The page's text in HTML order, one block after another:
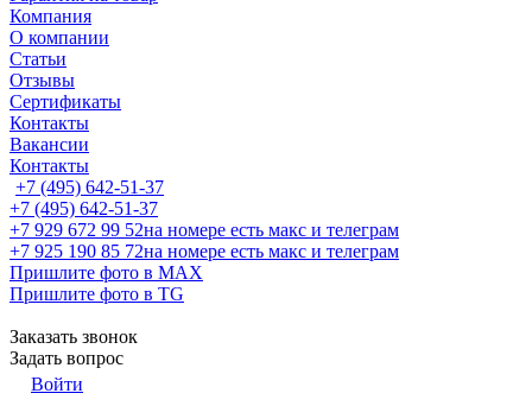
Компания
О компании
Статьи
Отзывы
Сертификаты
Контакты
Вакансии
Контакты
+7 (495) 642-51-37
+7 (495) 642-51-37
+7 929 672 99 52на номере есть макс и телеграм
+7 925 190 85 72на номере есть макс и телеграм
Пришлите фото в MAX
Пришлите фото в TG
Заказать звонок
Задать вопрос
Войти